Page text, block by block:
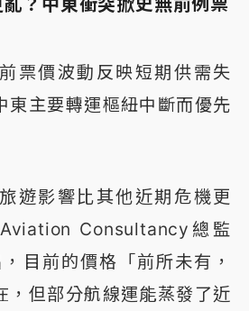
？中東衝突掀史無前例票
票價波動反映短期供需失
東主要轉運樞紐中斷而優先
遊影響比其他近期危機更
Consultancy總監
目前的價格「前所未有，
，但部分航線運能蒸發了近